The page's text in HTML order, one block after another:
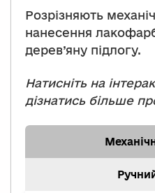
Розрізняють
нанесення
дерев’яну підлогу.
Натисніть на
дізнатись більше